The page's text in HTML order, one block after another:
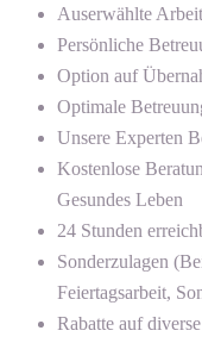
Auserwählte
Persönliche
Option auf
Optimale
Unsere Experten
Kostenlose
Gesundes Leben
24 Stunden
Sonderzulagen
Feiertagsarbeit,
Rabatte auf